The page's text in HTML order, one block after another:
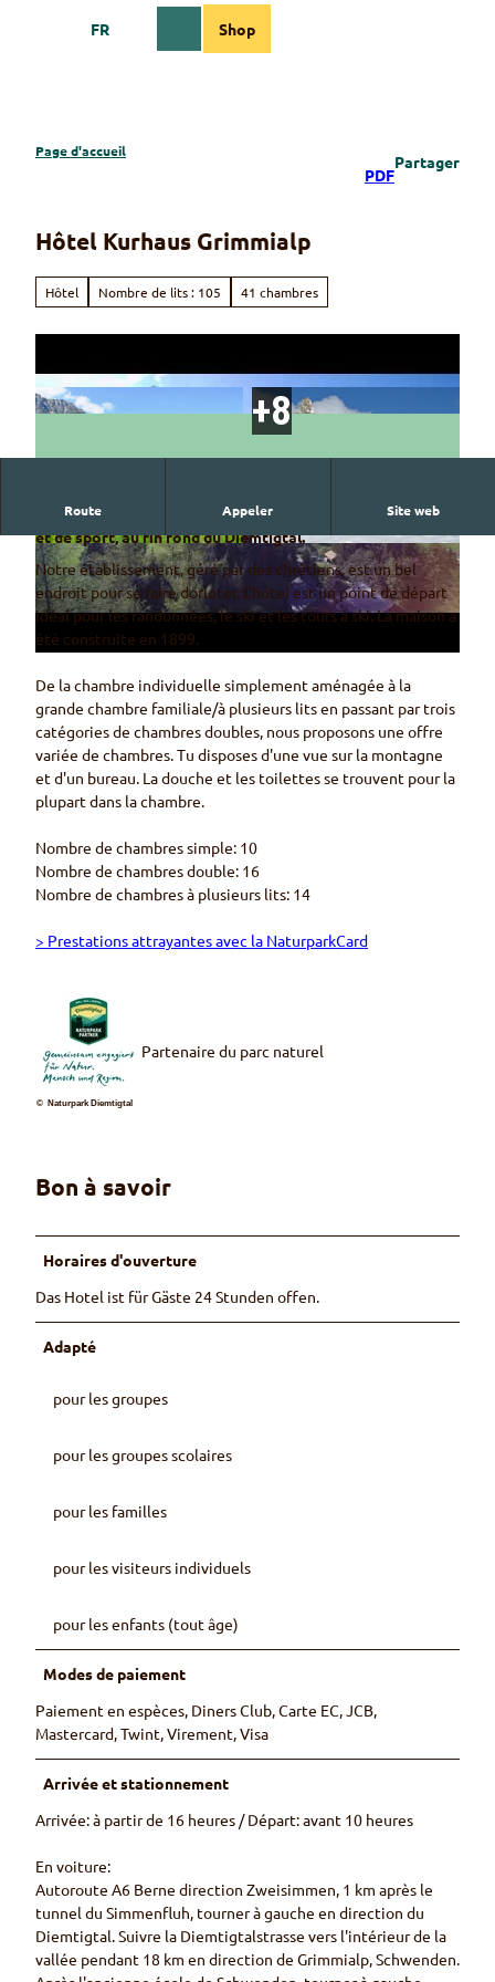
Information
FR Shop
Page d'accueil
PDF
Partager
Hôtel Kurhaus Grimmialp
Hôtel Nombre de lits : 105 41 chambres
L
i
r
e
l
i
d
é
o
© Hotel Kurhaus Grimmialp © Hotel Kurhaus Grimmialp
Route Appeler Site web
Hôtel chargé d'histoire, situé au calme, avec terrain de jeu
et de sport, au fin fond du Diemtigtal.
Notre établissement, géré par des chrétiens, est un bel
endroit pour se faire dorloter. L'hôtel est un point de départ
idéal pour les randonnées, le ski et les tours à ski. La maison a
été construite en 1899.
De la chambre individuelle simplement aménagée à la
grande chambre familiale/à plusieurs lits en passant par trois
catégories de chambres doubles, nous proposons une offre
variée de chambres. Tu disposes d'une vue sur la montagne
et d'un bureau. La douche et les toilettes se trouvent pour la
plupart dans la chambre.
Nombre de chambres simple: 10
Nombre de chambres double: 16
Nombre de chambres à plusieurs lits: 14
> Prestations attrayantes avec la NaturparkCard
© Naturpark Diemtigtal
Partenaire du parc naturel
Bon à savoir
Horaires d'ouverture
Das Hotel ist für Gäste 24 Stunden offen.
Adapté
pour les groupes
pour les groupes scolaires
pour les familles
pour les visiteurs individuels
pour les enfants (tout âge)
Modes de paiement
Paiement en espèces, Diners Club, Carte EC, JCB,
Mastercard, Twint, Virement, Visa
Arrivée et stationnement
Arrivée: à partir de 16 heures / Départ: avant 10 heures
En voiture:
Autoroute A6 Berne direction Zweisimmen, 1 km après le
tunnel du Simmenfluh, tourner à gauche en direction du
Diemtigtal. Suivre la Diemtigtalstrasse vers l'intérieur de la
vallée pendant 18 km en direction de Grimmialp, Schwenden.